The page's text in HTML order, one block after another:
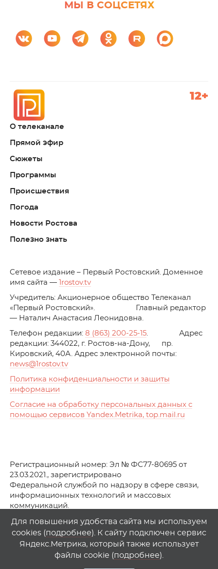
МЫ В СОЦСЕТЯХ
О телеканале
Прямой эфир
Сюжеты
Программы
Происшествия
Погода
Новости Ростова
Полезно знать
12+
Cетевое издание – Первый Ростовский. Доменное
имя сайта —
1rostov.tv
Учредитель: Акционерное общество Телеканал
«Первый Ростовский». Главный редактор
— Наталич Анастасия Леонидовна.
Телефон редакции: 8 (863) 200-25-15. Адрес
редакции: 344022, г. Ростов-на-Дону, пр.
Кировский, 40А. Адрес электронной почты:
news@1rostov.tv
Политика конфиденциальности и защиты
информации
Согласие на обработку персональных данных с
помощью сервисов Yandex.Metrika, top.mail.ru
Регистрационный номер: Эл № ФС77-80695 от
23.03.2021., зарегистрировано
Федеральной службой по надзору в сфере связи,
информационных технологий и массовых
коммуникаций.
© АО Телеканал «Первый Ростовский» (2021-2025)
Любое использование материалов сайта возможно
только при указании гиперссылки на1rostov.tv
Для повышения удобства сайта мы используем
cookies (подробнее). К сайту подключен сервис
Яндекс.Метрика, который также использует
файлы cookie (подробнее).